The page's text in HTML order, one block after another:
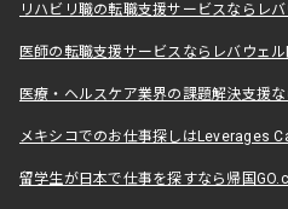
リハビリ職の転職支援サービスならレ
医師の転職支援サービスならレバウェ
医療・ヘルスケア業界の課題解決支援
メキシコでのお仕事探しはLeverages
留学生が日本で仕事を探すなら帰国